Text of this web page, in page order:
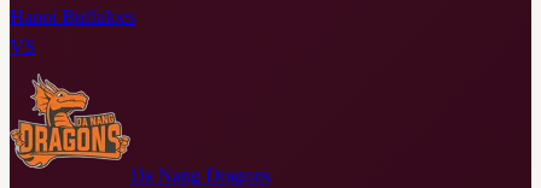
Hanoi Buffaloes
VS
Da Nang Dragons